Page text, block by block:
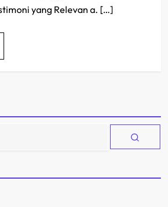
yang Relevan a. […]